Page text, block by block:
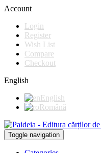
Account
Login
Register
Wish List
Compare
Checkout
English
English
Română
Toggle navigation